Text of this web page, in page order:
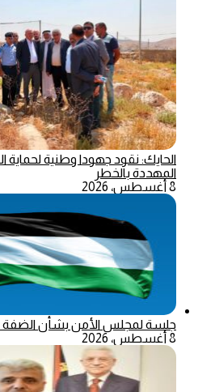
الحايك: نقود جهودا وطنية لحماية
المهددة بالخطر
8 أغسطس، 2026
جلسة لمجلس الأمن بشأن الضفة
8 أغسطس، 2026